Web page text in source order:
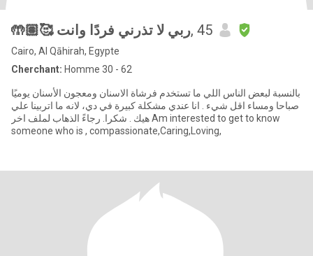
🤲🏽🥰 ربي لا تذرني فردًا وانت, 45
Cairo, Al Qāhirah, Egypte
Cherchant: Homme 30 - 62
بالنسبة لبعض الناس اللي ما تستخدم فرشاة الاسنان ومعجون الأسنان يوميًا
صباحا ومساء اقل شيء . انا عندي مشكلة كبيرة في دي، لانه ما اتربينا علي
هيك . شكرا. رجاءً الذهاب لملف اخر Am interested to get to know
someone who is , compassionate,Caring,Loving,